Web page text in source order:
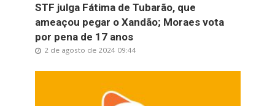
STF julga Fátima de Tubarão, que
ameaçou pegar o Xandão; Moraes vota
por pena de 17 anos
2 de agosto de 2024 09:44